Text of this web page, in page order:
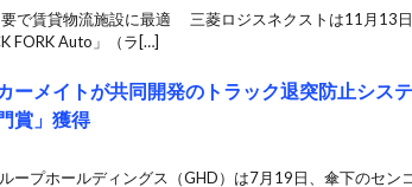
で賃貸物流施設に最適 三菱ロジスネクストは11月13
FORK Auto」（ラ[…]
ーメイトが共同開発のトラック退突防止シス
賞」獲得
ープホールディングス（GHD）は7月19日、傘下のセン